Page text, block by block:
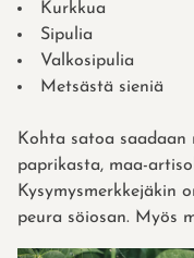
Kurkkua
Sipulia
Valkosipulia
Metsästä sieniä
Kohta satoa saadaan
paprikasta, maa-
Kysymysmerkkejäkin
peura söiosan. Myös